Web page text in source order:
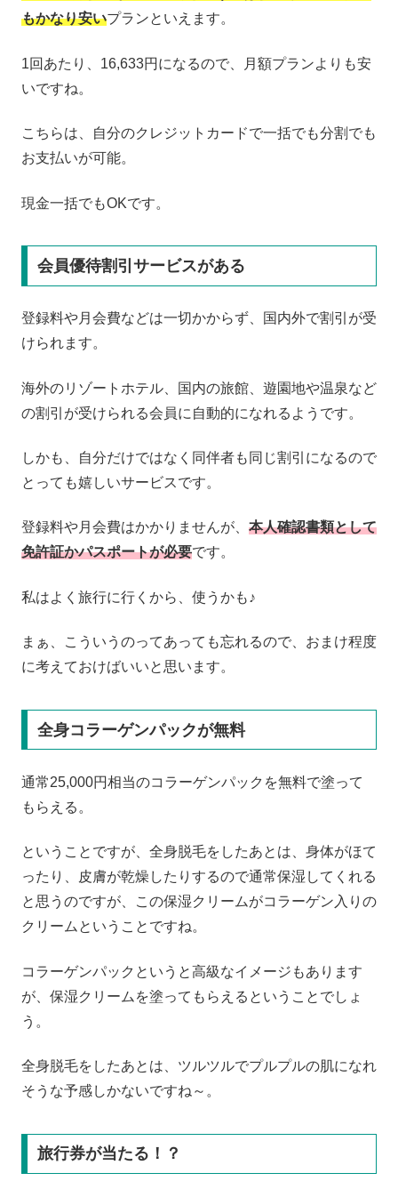
もかなり安いプランといえます。
1回あたり、16,633円になるので、月額プランよりも安
いですね。
こちらは、自分のクレジットカードで一括でも分割でも
お支払いが可能。
現金一括でもOKです。
会員優待割引サービスがある
登録料や月会費などは一切かからず、国内外で割引が受
けられます。
海外のリゾートホテル、国内の旅館、遊園地や温泉など
の割引が受けられる会員に自動的になれるようです。
しかも、自分だけではなく同伴者も同じ割引になるので
とっても嬉しいサービスです。
登録料や月会費はかかりませんが、 本人確認書類として
免許証かパスポートが必要です。
私はよく旅行に行くから、使うかも♪
まぁ、こういうのってあっても忘れるので、おまけ程度
に考えておけばいいと思います。
全身コラーゲンパックが無料
通常25,000円相当のコラーゲンパックを無料で塗って
もらえる。
ということですが、全身脱毛をしたあとは、身体がほて
ったり、皮膚が乾燥したりするので通常保湿してくれる
と思うのですが、この保湿クリームがコラーゲン入りの
クリームということですね。
コラーゲンパックというと高級なイメージもあります
が、保湿クリームを塗ってもらえるということでしょ
う。
全身脱毛をしたあとは、ツルツルでプルプルの肌になれ
そうな予感しかないですね～。
旅行券が当たる！？